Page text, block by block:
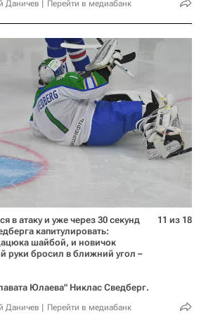
Даничев Перейти в медиабанк
в атаку и уже через 30 секунд
капитулировать:
шайбой, и новичок
руки бросил в ближний угол –
Юлаева" Никлас Сведберг.
Даничев Перейти в медиабанк
11 из 18